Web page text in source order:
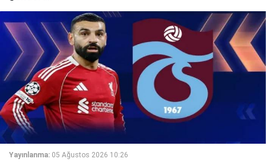
Yayınlanma: 05 Ağustos 2026 10:26